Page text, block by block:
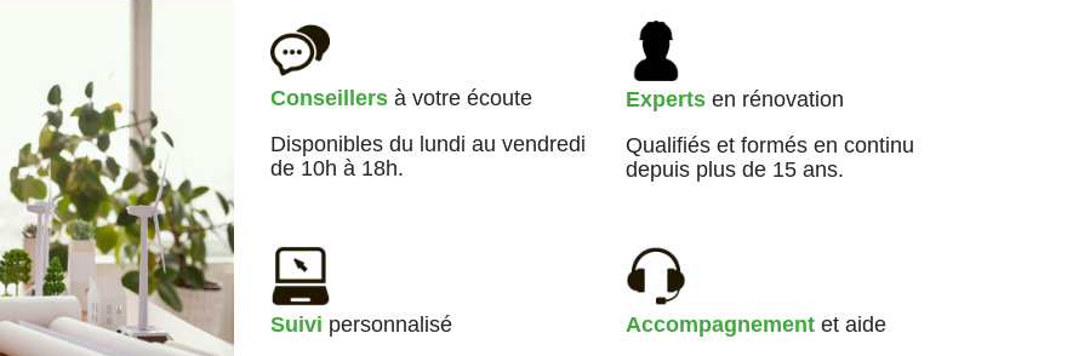
Conseillers à votre écoute
Disponibles du lundi au vendredi
de 10h à 18h.
Expertsen rénovation
Qualifiés et formés en continu
depuis plus de 15 ans.
Suivi personnalisé
Accompagnementet aide